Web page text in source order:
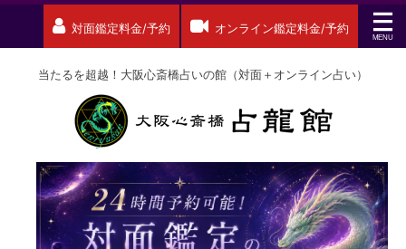
対面鑑定料金/予約 オンライン鑑定料金/予約
当たるを超越！大阪心斎橋占いの館（対面＋オンライン占い）